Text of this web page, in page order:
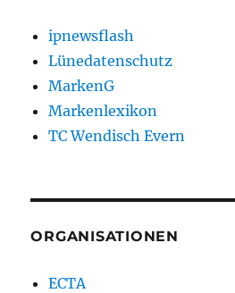
ipnewsflash
Lünedatenschutz
MarkenG
Markenlexikon
TC Wendisch Evern
ORGANISATIONEN
ECTA